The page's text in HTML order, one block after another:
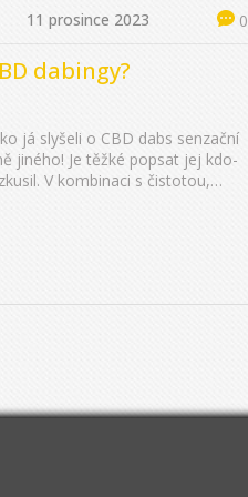
11 prosince 2023 0
dabingy?
já slyšeli o CBD dabs senzační
jiného! Je těžké popsat jej kdo-
V kombinaci s čistotou,
ve své nejčistší formě.